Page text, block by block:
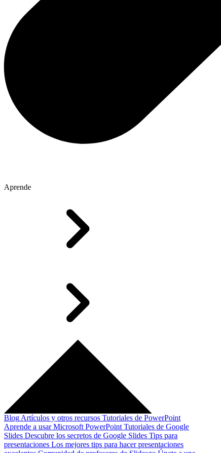
Aprende
Blog Artículos y otros recursos Tutoriales de PowerPoint
Aprende a usar Microsoft PowerPoint Tutoriales de Google
Slides Descubre los secretos de Google Slides Tips para
presentaciones Los mejores tips para hacer presentaciones